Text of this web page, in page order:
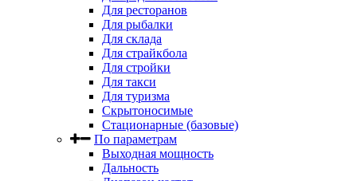
Для ресторанов
Для рыбалки
Для склада
Для страйкбола
Для стройки
Для такси
Для туризма
Скрытоносимые
Стационарные (базовые)
По параметрам
Выходная мощность
Дальность